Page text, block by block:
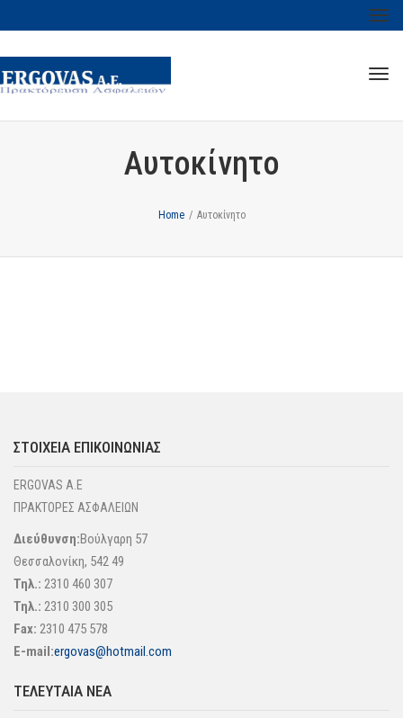
Αυτοκίνητο
Home / Αυτοκίνητο
ΣΤΟΙΧΕΊΑ ΕΠΙΚΟΙΝΩΝΊΑΣ
ERGOVAS A.E
ΠΡΑΚΤΟΡΕΣ ΑΣΦΑΛΕΙΩΝ
Διεύθυνση:Βούλγαρη 57
Θεσσαλονίκη, 542 49
Τηλ.: 2310 460 307
Τηλ.: 2310 300 305
Fax: 2310 475 578
E-mail:ergovas@hotmail.com
ΤΕΛΕΥΤΑΊΑ ΝΈΑ